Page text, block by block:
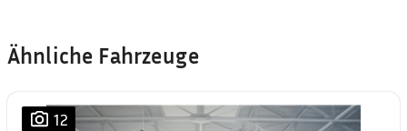
Ähnliche Fahrzeuge
12